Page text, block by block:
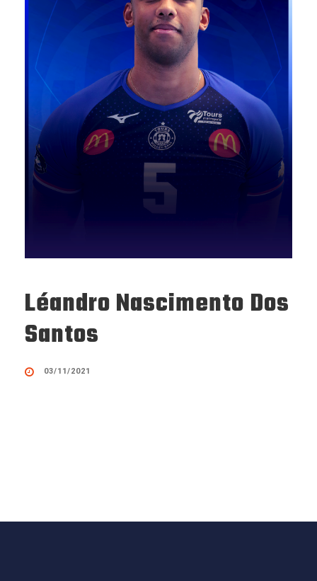
Léandro Nascimento Dos
Santos
03/11/2021